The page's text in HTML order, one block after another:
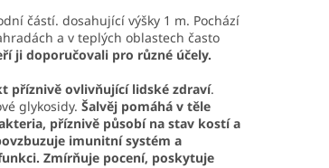
částí. dosahující výšky 1 m. Pochází
a v teplých oblastech často
ji doporučovali pro různé účely.
příznivě ovlivňující lidské zdraví.
glykosidy. Šalvěj pomáhá v těle
příznivě působí na stav kostí a
imunitní systém a
Zmírňuje pocení, poskytuje